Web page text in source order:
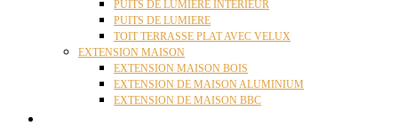
PUITS DE LUMIERE INTERIEUR
PUITS DE LUMIERE
TOIT TERRASSE PLAT AVEC VELUX
EXTENSION MAISON
EXTENSION MAISON BOIS
EXTENSION DE MAISON ALUMINIUM
EXTENSION DE MAISON BBC